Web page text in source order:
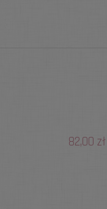
82,00 zł